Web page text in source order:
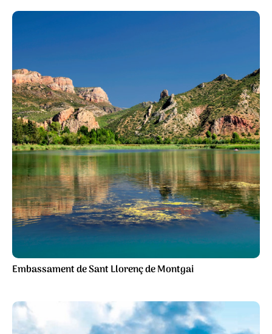
Embassament de Sant Llorenç de Montgai